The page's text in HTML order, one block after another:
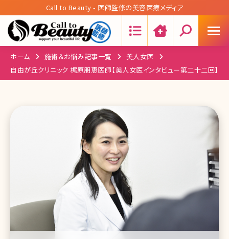
Call to Beauty - 医師監修の美容医療メディア
ホーム 施術＆お悩み記事一覧
美人女医
自由が丘クリニック 梶原朋恵医師【美人女医インタビュー第二十二回】